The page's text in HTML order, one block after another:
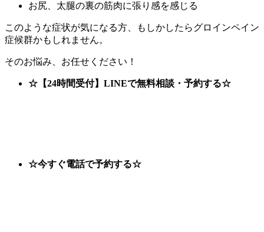
お尻、太腿の裏の筋肉に張り感を感じる
このような症状が気になる方、もしかしたらグロインペイン
症候群かもしれません。
そのお悩み、お任せください！
☆【24時間受付】LINEで無料相談・予約する☆
☆今すぐ電話で予約する☆